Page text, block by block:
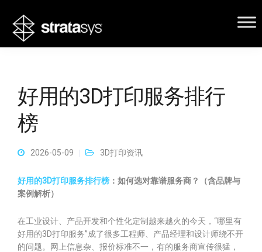
好用的3D打印服务排行
榜
2026-05-09 3D打印资讯
好用的3D打印服务排行榜 ：如何选对靠谱服务商？（含品牌与
案例解析）
在工业设计、产品开发和个性化定制越来越火的今天，“哪里有
好用的3D打印服务”成了很多工程师、产品经理和设计师绕不开
的问题。网上信息杂、报价标准不一，有的服务商宣传很猛，